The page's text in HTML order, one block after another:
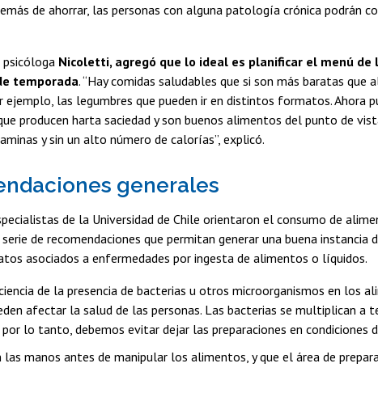
de ahorrar, las personas con alguna patología crónica podrán
Nicoletti, agregó que lo ideal es planificar el menú de
temporada. “Hay comidas saludables que si son más baratas que
ejemplo, las legumbres que pueden ir en distintos formatos. Ahora
producen harta saciedad y son buenos alimentos del punto de
y sin un alto número de calorías”, explicó.
generales
de la Universidad de Chile orientaron el consumo de
de recomendaciones que permitan generar una buena instancia
asociados a enfermedades por ingesta de alimentos o líquidos.
de la presencia de bacterias u otros microorganismos en los
afectar la salud de las personas. Las bacterias se multiplican a
lo tanto, debemos evitar dejar las preparaciones en condiciones
las manos antes de manipular los alimentos, y que el área de